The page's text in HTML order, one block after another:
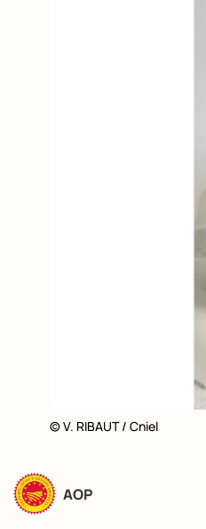
© V. RIBAUT / Cniel
AOP